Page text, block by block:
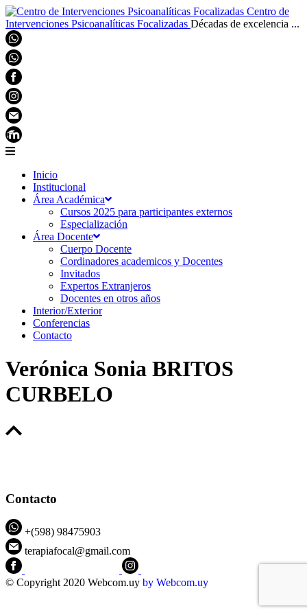
Centro de
Intervenciones Psicoanalíticas Focalizadas Décadas de excelencia ...
Inicio
Institucional
Área Académica
Cursos 2025 para participantes externos
Especialización
Área Docente
Cuerpo Docente
Cordinadores academicos y Docentes
Invitados
Expertos Extranjeros
Docentes en otros años
Interior/Exterior
Conferencias
Contacto
Verónica Sonia BRITOS
CURBELO
Contacto
+(598) 98475903
terapiafocal@gmail.com
© Copyright 2020 Webcom.uy by Webcom.uy